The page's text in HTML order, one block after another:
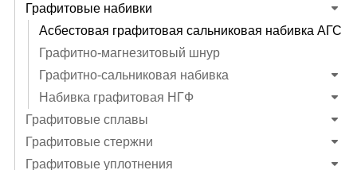
Графитовые набивки
Асбестовая графитовая сальниковая набивка АГС
Графитно-магнезитовый шнур
Графитно-сальниковая набивка
Набивка графитовая НГФ
Графитовые сплавы
Графитовые стержни
Графитовые уплотнения